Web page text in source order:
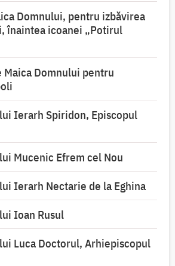
Domnului, pentru izbăvirea
înaintea icoanei „Potirul
Maica Domnului pentru
Ierarh Spiridon, Episcopul
Mucenic Efrem cel Nou
Ierarh Nectarie de la Eghina
Ioan Rusul
Luca Doctorul, Arhiepiscopul